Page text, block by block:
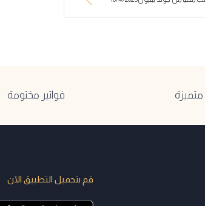
فواتير مختومة
قم بتحميل التطبيق الآن